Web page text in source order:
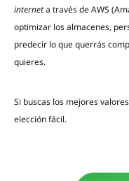
interneta través de AWS
optimizar los almacenes,
predecir lo que querrás
quieres.
Si buscas los mejores
elección fácil.